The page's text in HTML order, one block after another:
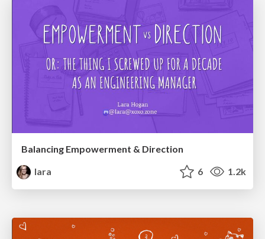
Balancing Empowerment & Direction
lara
6 1.2k